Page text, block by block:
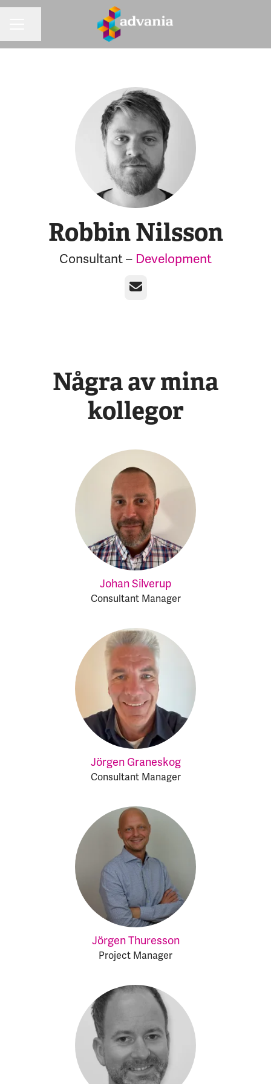
Robbin Nilsson
Consultant – Development
E-post
Några av mina
kollegor
Johan Silverup
Consultant Manager
Jörgen Graneskog
Consultant Manager
Jörgen Thuresson
Project Manager